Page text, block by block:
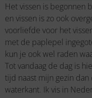
Het vissen is begonnen
en vissen is zo ook
voorliefde voor het
met de paplepel
kun je ook wel raden
Tot vandaag de dag is
tijd naast mijn gezin
waterkant. Ik vis in